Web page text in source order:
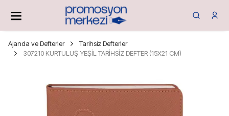
Ajanda ve Defterler
Tarihsiz Defterler
307210 KURTULUŞ YEŞİL TARİHSİZ DEFTER (15X21 CM)